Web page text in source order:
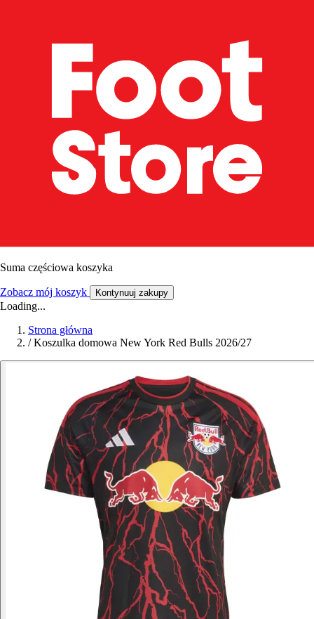
Suma częściowa koszyka
Zobacz mój koszyk Kontynuuj zakupy
Loading...
Strona główna
/ Koszulka domowa New York Red Bulls 2026/27